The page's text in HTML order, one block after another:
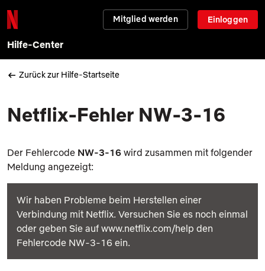
Mitglied werden Einloggen
Hilfe-Center
Zurück zur Hilfe-Startseite
Netflix-Fehler NW-3-16
Der Fehlercode NW-3-16 wird zusammen mit folgender
Meldung angezeigt:
Wir haben Probleme beim Herstellen einer
Verbindung mit Netflix. Versuchen Sie es noch einmal
oder geben Sie auf www.netflix.com/help den
Fehlercode NW-3-16 ein.